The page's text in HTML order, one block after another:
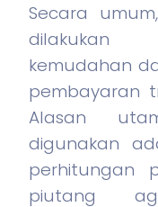
Secara
dilakukan
kemudahan
pembayaran
Alasan
digunakan
perhitungan
piutang